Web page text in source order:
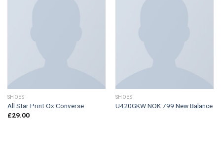
SHOES
All Star Print Ox Converse
£29.00
SHOES
U420GKW NOK 799 New Balance